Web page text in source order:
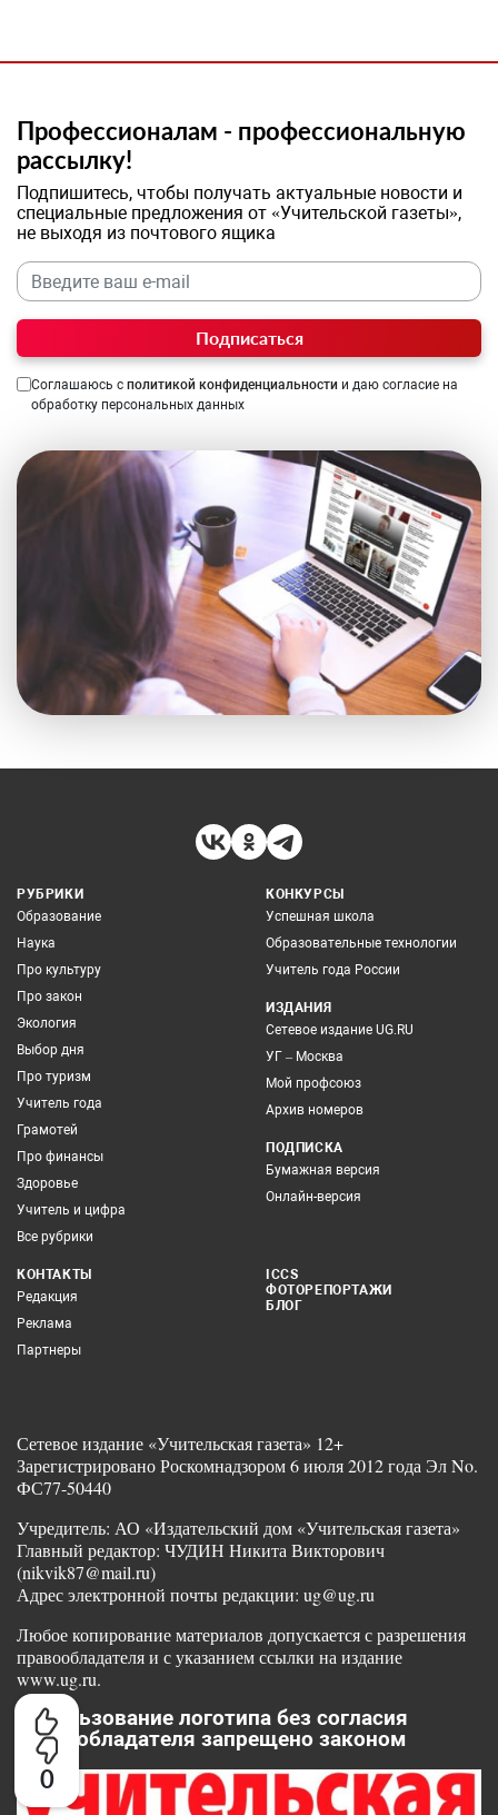
0
Профессионалам - профессиональную
рассылку!
Подпишитесь, чтобы получать актуальные новости и
специальные предложения от «Учительской газеты»,
не выходя из почтового ящика
Подписаться
Соглашаюсь с политикой конфиденциальности и даю согласие на
обработку персональных данных
РУБРИКИ
Образование
Наука
Про культуру
Про закон
Экология
Выбор дня
Про туризм
Учитель года
Грамотей
Про финансы
Здоровье
Учитель и цифра
Все рубрики
КОНКУРСЫ
Успешная школа
Образовательные технологии
Учитель года России
ИЗДАНИЯ
Сетевое издание UG.RU
УГ – Москва
Мой профсоюз
Архив номеров
ПОДПИСКА
Бумажная версия
Онлайн-версия
КОНТАКТЫ
Редакция
Реклама
Партнеры
ICCS
ФОТОРЕПОРТАЖИ
БЛОГ
Сетевое издание «Учительская газета» 12+
Зарегистрировано Роскомнадзором 6 июля 2012 года Эл No.
ФС77-50440
Учредитель: АО «Издательский дом «Учительская газета»
Главный редактор: ЧУДИН Никита Викторович
(nikvik87@mail.ru)
Адрес электронной почты редакции: ug@ug.ru
Любое копирование материалов допускается с разрешения
правообладателя и с указанием ссылки на издание
www.ug.ru.
Использование логотипа без согласия
правообладателя запрещено законом